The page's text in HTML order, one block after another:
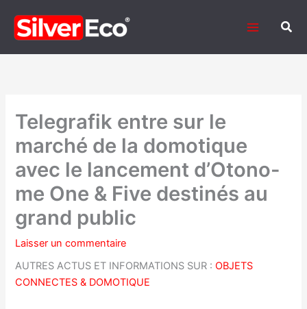
contenu
Telegrafik entre sur le
marché de la domotique
avec le lancement d’Otono-
me One & Five destinés au
grand public
Laisser un commentaire
AUTRES ACTUS ET INFORMATIONS SUR :OBJETS
CONNECTES & DOMOTIQUE